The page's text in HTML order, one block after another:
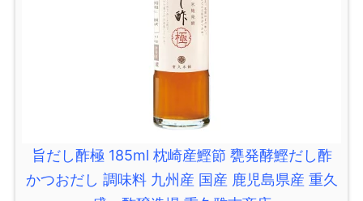
旨だし酢極 185ml 枕崎産鰹節 甕発酵鰹だし酢
かつおだし 調味料 九州産 国産 鹿児島県産 重久